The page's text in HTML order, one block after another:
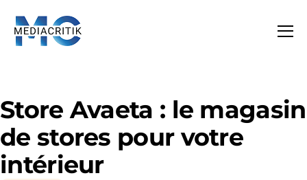
Store Avaeta : le magasin
de stores pour votre
intérieur